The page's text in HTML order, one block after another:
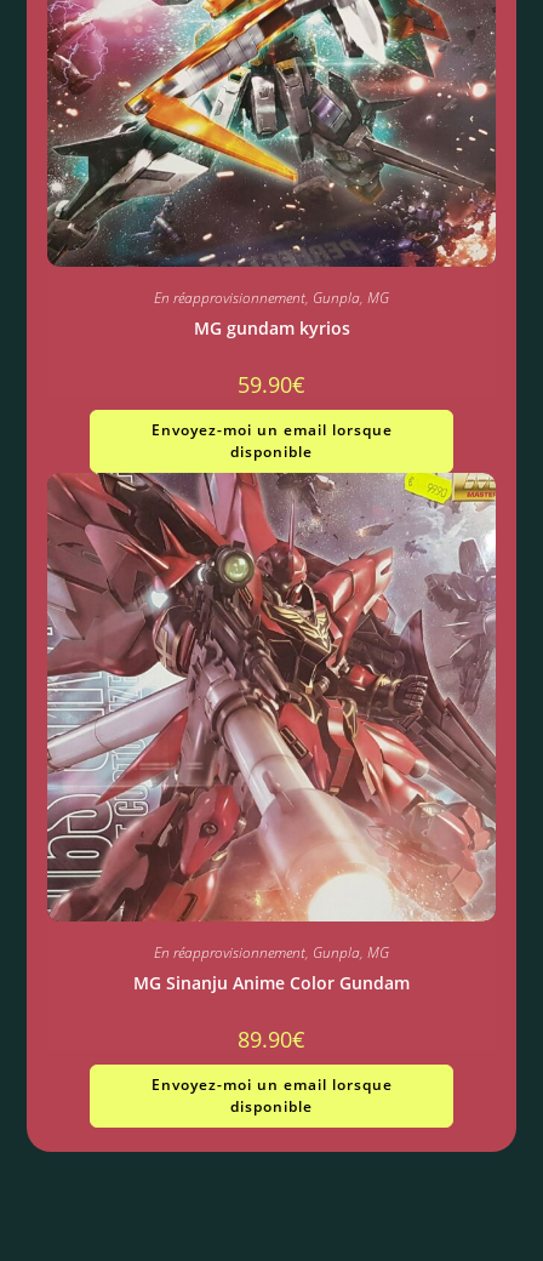
En réapprovisionnement, Gunpla, MG
MG gundam kyrios
59.90€
Envoyez-moi un email lorsque
disponible
En réapprovisionnement, Gunpla, MG
MG Sinanju Anime Color Gundam
89.90€
Envoyez-moi un email lorsque
disponible